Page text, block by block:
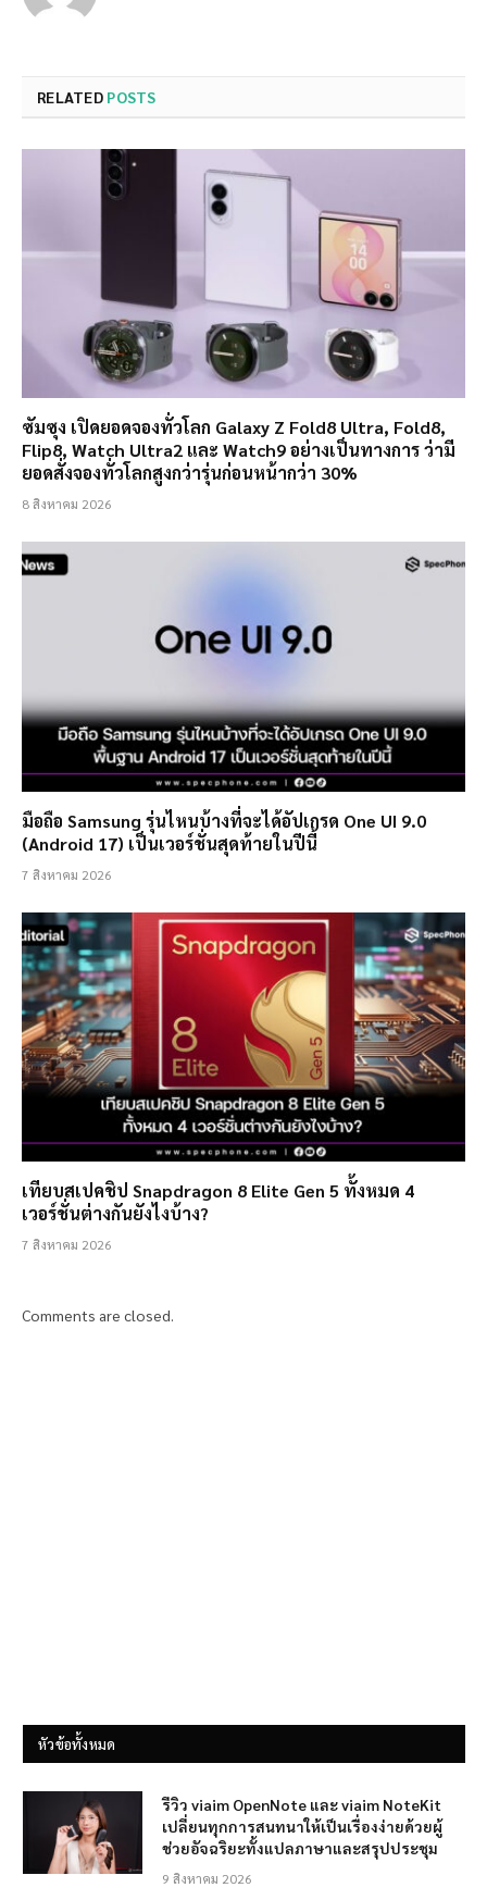
RELATED POSTS
ซัมซุง เปิดยอดจองทั่วโลก Galaxy Z Fold8 Ultra, Fold8,
Flip8, Watch Ultra2 และ Watch9 อย่างเป็นทางการ ว่ามี
ยอดสั่งจองทั่วโลกสูงกว่ารุ่นก่อนหน้ากว่า 30%
8 สิงหาคม 2026
มือถือ Samsung รุ่นไหนบ้างที่จะได้อัปเกรด One UI 9.0
(Android 17) เป็นเวอร์ชั่นสุดท้ายในปีนี้
7 สิงหาคม 2026
เทียบสเปคชิป Snapdragon 8 Elite Gen 5 ทั้งหมด 4
เวอร์ชั่นต่างกันยังไงบ้าง?
7 สิงหาคม 2026
Comments are closed.
หัวข้อทั้งหมด
รีวิว viaim OpenNote และ viaim NoteKit
เปลี่ยนทุกการสนทนาให้เป็นเรื่องง่ายด้วยผู้
ช่วยอัจฉริยะทั้งแปลภาษาและสรุปประชุม
9 สิงหาคม 2026